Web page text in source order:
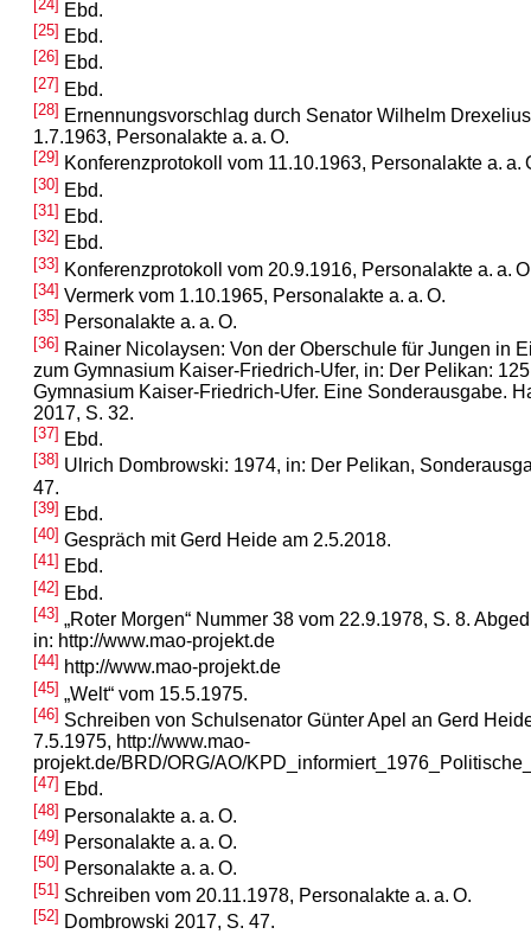
[24] Ebd.
[25] Ebd.
[26] Ebd.
[27] Ebd.
[28] Ernennungsvorschlag durch Senator Wilhelm
1.7.1963, Personalakte a. a. O.
[29] Konferenzprotokoll vom 11.10.1963, Personalakte a. a.
[30] Ebd.
[31] Ebd.
[32] Ebd.
[33] Konferenzprotokoll vom 20.9.1916, Personalakte a. a.
[34] Vermerk vom 1.10.1965, Personalakte a. a. O.
[35] Personalakte a. a. O.
[36] Rainer Nicolaysen: Von der Oberschule für Jungen in
zum Gymnasium Kaiser-Friedrich-Ufer, in: Der Pelikan:
Gymnasium Kaiser-Friedrich-Ufer. Eine Sonderausgabe.
2017, S. 32.
[37] Ebd.
[38] Ulrich Dombrowski: 1974, in: Der Pelikan,
47.
[39] Ebd.
[40] Gespräch mit Gerd Heide am 2.5.2018.
[41] Ebd.
[42] Ebd.
[43] „Roter Morgen“ Nummer 38 vom 22.9.1978, S. 8.
in: http://www.mao-projekt.de
[44] http://www.mao-projekt.de
[45] „Welt“ vom 15.5.1975.
[46] Schreiben von Schulsenator Günter Apel an Gerd
7.5.1975, http://www.mao-
projekt.de/BRD/ORG/AO/
[47] Ebd.
[48] Personalakte a. a. O.
[49] Personalakte a. a. O.
[50] Personalakte a. a. O.
[51] Schreiben vom 20.11.1978, Personalakte a. a. O.
[52] Dombrowski 2017, S. 47.